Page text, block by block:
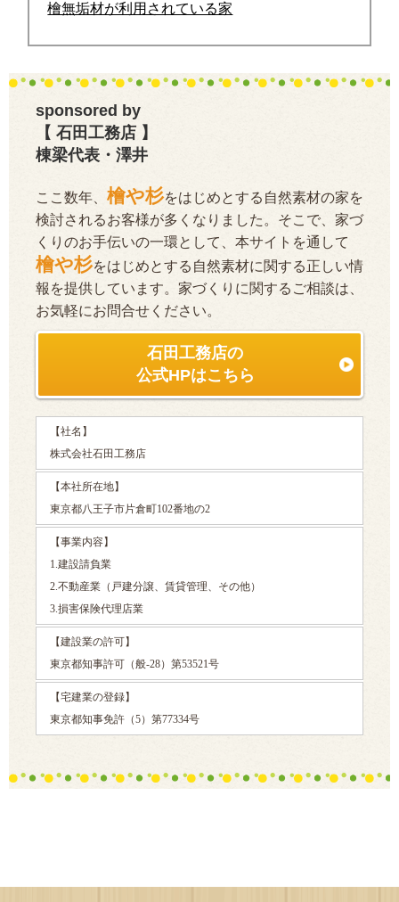
檜無垢材が利用されている家
sponsored by
【 石田工務店 】
棟梁代表・澤井
ここ数年、 檜や杉をはじめとする自然素材の家を
検討されるお客様が多くなりました。そこで、家づ
くりのお手伝いの一環として、本サイトを通して
檜や杉をはじめとする自然素材に関する正しい情
報を提供しています。家づくりに関するご相談は、
お気軽にお問合せください。
石田工務店の
公式HPはこちら
【社名】
株式会社石田工務店
【本社所在地】
東京都八王子市片倉町102番地の2
【事業内容】
1.建設請負業
2.不動産業（戸建分譲、賃貸管理、その他）
3.損害保険代理店業
【建設業の許可】
東京都知事許可（般-28）第53521号
【宅建業の登録】
東京都知事免許（5）第77334号